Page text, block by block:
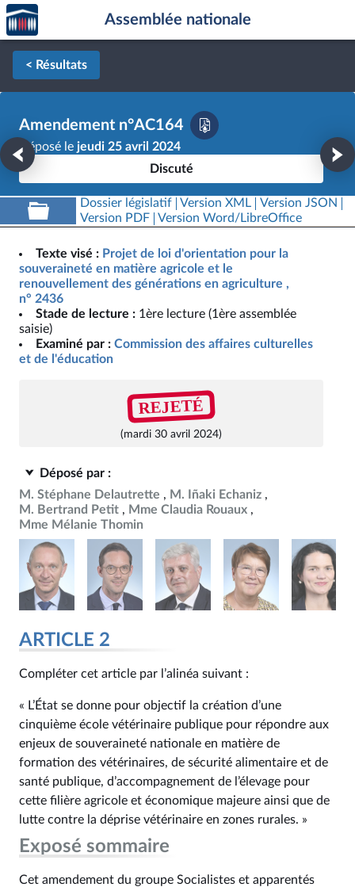
Aller au contenu
Aller en bas de la page
Accèder
à la
page
d'accueil
Assemblée nationale
< Résultats
Amendement n°AC164
Déposé le jeudi 25 avril 2024
Discuté
Dossier législatif Version XML
Version JSON
Version PDF
Version Word/LibreOffice
Texte visé : Projet de loi d'orientation pour la
souveraineté en matière agricole et le
renouvellement des générations en agriculture ,
n° 2436
Stade de lecture : 1ère lecture (1ère assemblée
saisie)
Examiné par : Commission des affaires culturelles
et de l'éducation
REJETÉ
(mardi 30 avril 2024)
Déposé par :
M. Stéphane Delautrette
M. Iñaki Echaniz
M. Bertrand Petit
Mme Claudia Rouaux
Mme Mélanie Thomin
ARTICLE 2
Compléter cet article par l’alinéa suivant :
« L’État se donne pour objectif la création d’une
cinquième école vétérinaire publique pour répondre aux
enjeux de souveraineté nationale en matière de
formation des vétérinaires, de sécurité alimentaire et de
santé publique, d’accompagnement de l’élevage pour
cette filière agricole et économique majeure ainsi que de
lutte contre la déprise vétérinaire en zones rurales. »
Exposé sommaire
Cet amendement du groupe Socialistes et apparentés